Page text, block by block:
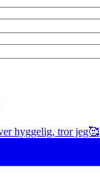
hyggelig, tror jeg🥰